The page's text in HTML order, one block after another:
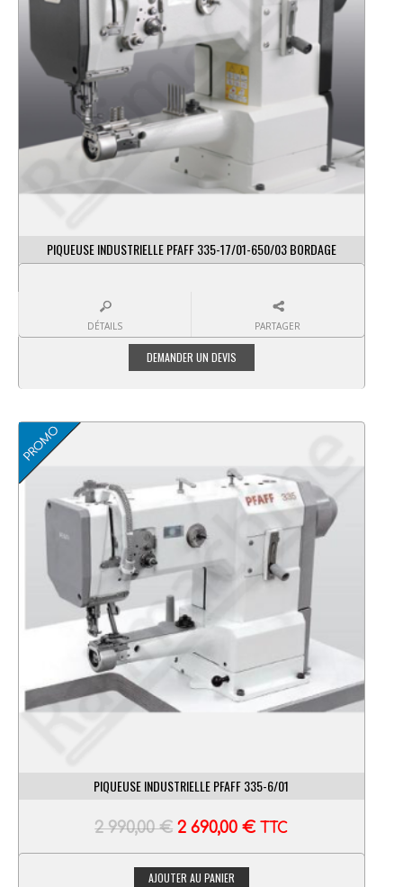
PIQUEUSE INDUSTRIELLE PFAFF 335-17/01-650/03 BORDAGE
DÉTAILS PARTAGER
PIQUEUSE INDUSTRIELLE PFAFF 335-6/01
2 990,00€ 2 690,00€ TTC
AJOUTER AU PANIER